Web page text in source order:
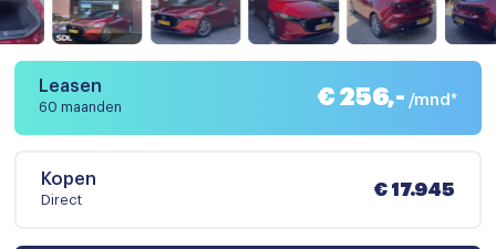
Leasen
60 maanden € 256,- /mnd*
Kopen
Direct
€ 17.945